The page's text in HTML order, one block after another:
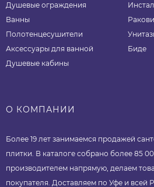
Душевые ограждения
Ванны
Полотенцесушители
Аксессуары для ванной
Душевые кабины
Биде
О КОМПАНИИ
Более 19 лет занимаемся продажей
плитки. В каталоге собрано более 85
производителем напрямую, делаем
покупателя. Доставляем по Уфе и всей